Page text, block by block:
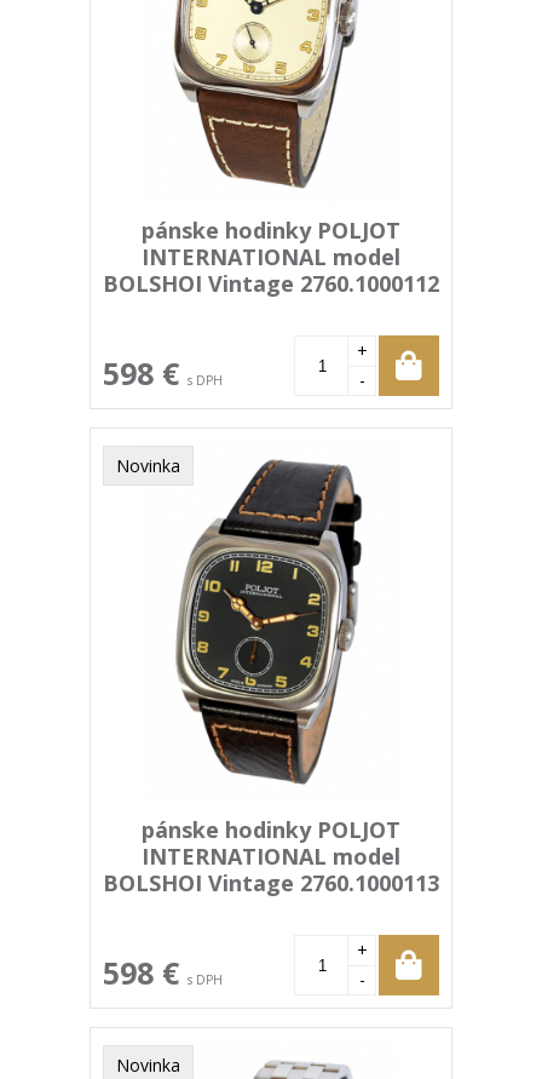
pánske hodinky POLJOT
INTERNATIONAL model
BOLSHOI Vintage 2760.1000112
598 € s DPH
+
-
Novinka
pánske hodinky POLJOT
INTERNATIONAL model
BOLSHOI Vintage 2760.1000113
598 € s DPH
+
-
Novinka